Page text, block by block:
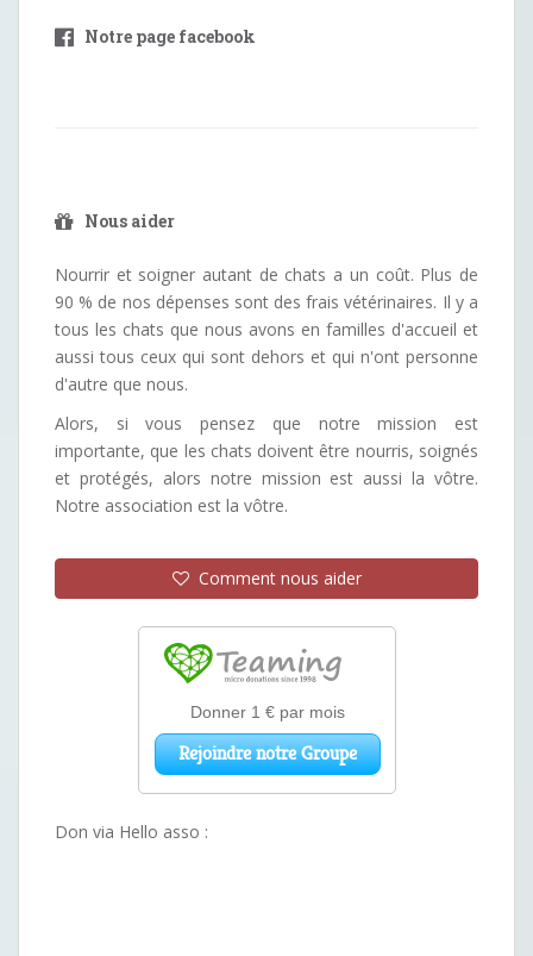
Notre page facebook
Nous aider
Nourrir et soigner autant de chats a un coût. Plus de
90 % de nos dépenses sont des frais vétérinaires. Il y a
tous les chats que nous avons en familles d'accueil et
aussi tous ceux qui sont dehors et qui n'ont personne
d'autre que nous.
Alors, si vous pensez que notre mission est
importante, que les chats doivent être nourris, soignés
et protégés, alors notre mission est aussi la vôtre.
Notre association est la vôtre.
Comment nous aider
Don via Hello asso :